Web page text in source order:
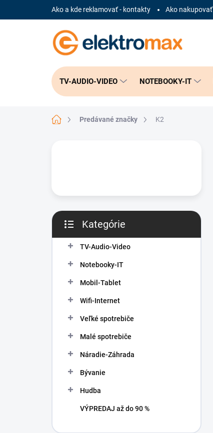
Ako a kde reklamovať - kontakty Ako nakupovať
TV-AUDIO-VIDEO NOTEBOOKY-IT
DomovPredávané značky K2
a
n
kategórie
Kategórie
TV-Audio-Video
Notebooky-IT
Mobil-Tablet
Wifi-Internet
Veľké spotrebiče
Malé spotrebiče
Náradie-Záhrada
Bývanie
Hudba
VÝPREDAJ až do 90 %